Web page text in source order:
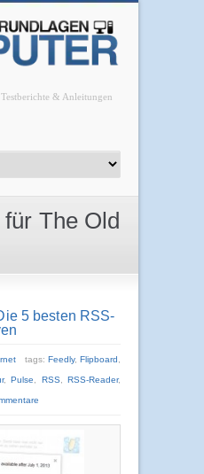
& Anleitungen
The Old
5 besten RSS-
tags: Feedly,Flipboard
,Pulse RSS,RSS-Reader,